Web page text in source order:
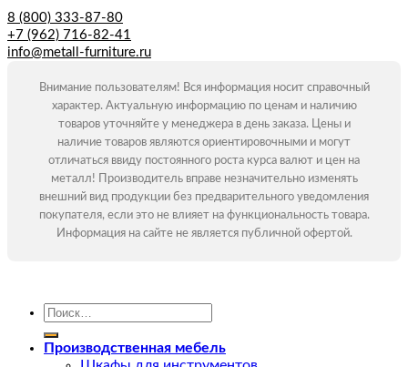
8 (800) 333-87-80
+7 (962) 716-82-41
info@metall-furniture.ru
Внимание пользователям! Вся информация носит справочный
характер. Актуальную информацию по ценам и наличию
товаров уточняйте у менеджера в день заказа. Цены и
наличие товаров являются ориентировочными и могут
отличаться ввиду постоянного роста курса валют и цен на
металл! Производитель вправе незначительно изменять
внешний вид продукции без предварительного уведомления
покупателя, если это не влияет на функциональность товара.
Информация на сайте не является публичной офертой.
Искать:
Производственная мебель